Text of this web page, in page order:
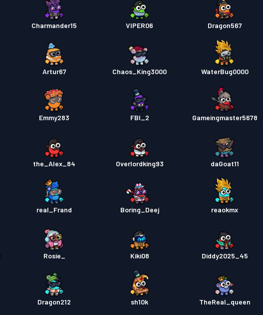
Charmander15 VIPER06 Dragon567
Artur67 Chaos_King3000 WaterBug0000
Emmy283 FBI_2 Gameingmaster5678
the_Alex_84 Overlordking93 daGoat11
real_Frand Boring_Deej reaokmx
Rosie_ Kiki08 Diddy2025_45
Dragon212 sh10k TheReal_queen